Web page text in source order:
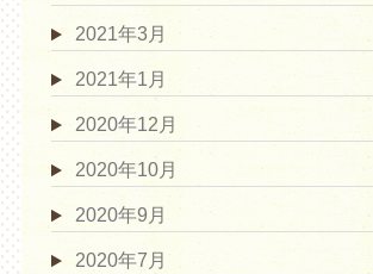
2021年3月
2021年1月
2020年12月
2020年10月
2020年9月
2020年7月